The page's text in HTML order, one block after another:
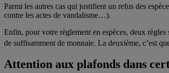
Parmi les autres cas qui justifient un refus des
contre les actes de vandalisme…).
Enfin, pour votre règlement en espèces, deux règles
de suffisamment de monnaie. La deuxième, c’est
Attention aux plafonds dans